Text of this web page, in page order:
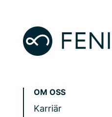
OM OSS
Karriär